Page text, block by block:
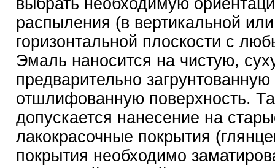
выбрать необходимую
распыления (в вертикальной или
горизонтальной плоскости с
Эмаль наносится на чистую,
предварительно загрунтованную
отшлифованную поверхность.
допускается нанесение на
лакокрасочные покрытия
покрытия необходимо